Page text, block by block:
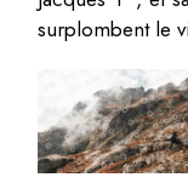
surplombent le